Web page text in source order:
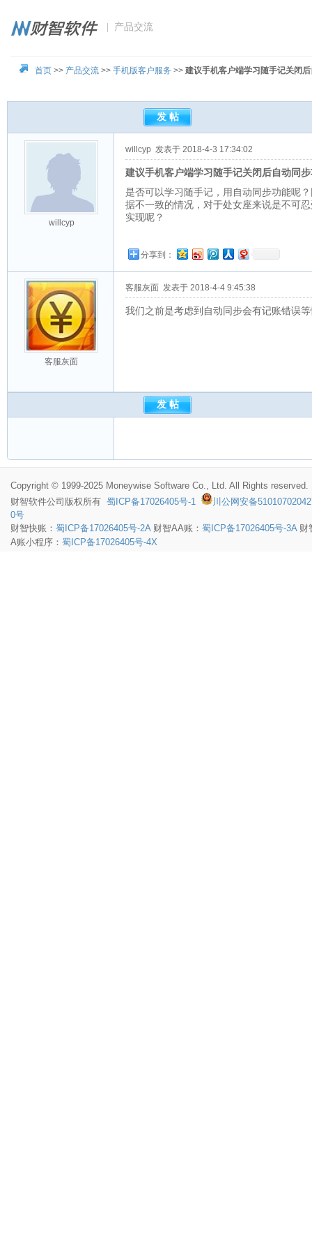
| 产品交流
首页 >> 产品交流 >> 手机版客户服务 >> 建议手机客户端学习随手记关闭
willcyp
willcyp 发表于 2018-4-3 17:34:02
建议手机客户端学习随手记关闭后自动同
是否可以学习随手记，用自动同步功能呢
据不一致的情况，对于处女座来说是不可
实现呢？
分享到：
客服灰面
客服灰面 发表于 2018-4-4 9:45:38
我们之前是考虑到自动同步会有记账错误
Copyright © 1999-2025 Moneywise Software Co., Ltd. All Rights reserved.
财智软件公司版权所有 蜀ICP备17026405号-1
川公网安备
0号
财智快账： 蜀ICP备17026405号-2A财智AA账： 蜀ICP备17026405号-3A财
A账小程序： 蜀ICP备17026405号-4X